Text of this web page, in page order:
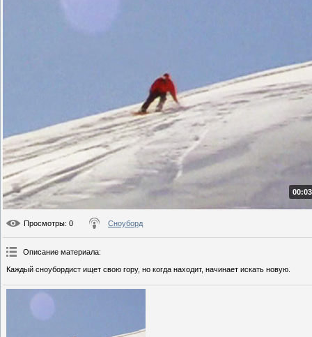
Просмотры: 0 Сноуборд
Описание материала:
Каждый сноубордист ищет свою гору, но когда находит, начинает искать новую.